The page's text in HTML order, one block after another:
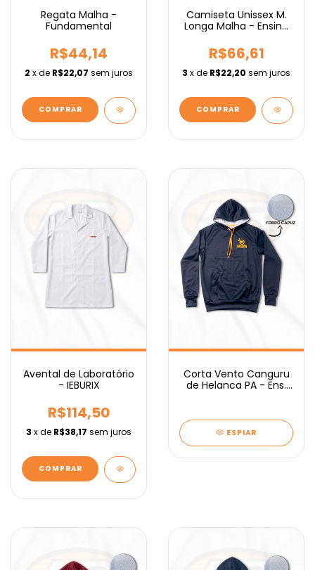
Regata Malha -
Fundamental
R$44,14
2 x de R$22,07 sem juros
COMPRAR
Camiseta Unissex M.
Longa Malha - Ensino
R$66,61
3 x de R$22,20 sem juros
COMPRAR
Avental de Laboratório
- IEBURIX
R$114,50
3 x de R$38,17 sem juros
COMPRAR
Corta Vento Canguru
de Helanca PA - Ens.
ESPIAR